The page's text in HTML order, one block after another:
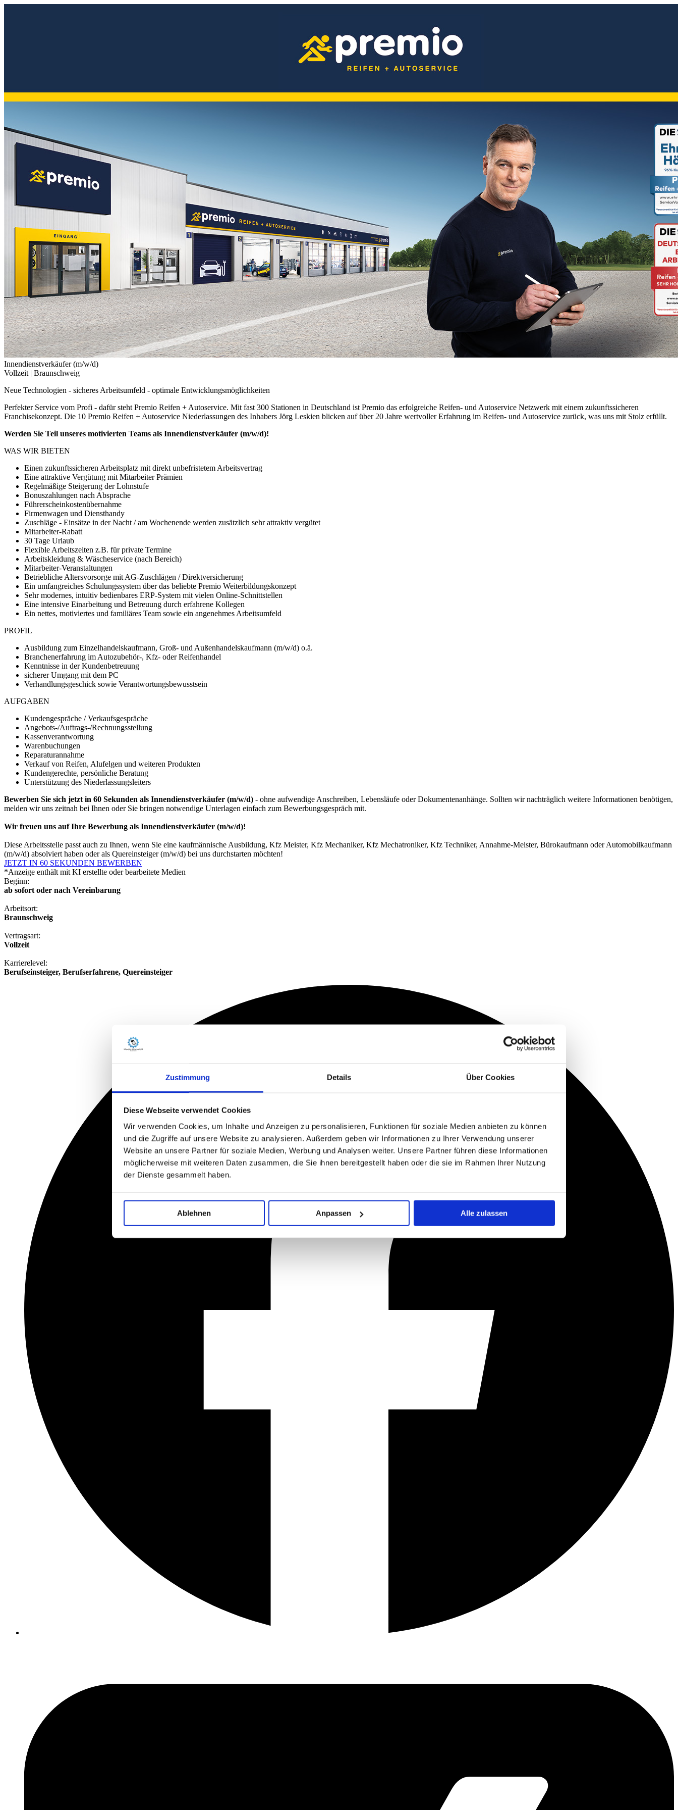
Zustimmung Details Über Cookies
Diese Webseite verwendet Cookies
Wir verwenden Cookies, um Inhalte und Anzeigen zu personalisieren, Funktionen für soziale Medien anbieten zu können
und die Zugriffe auf unsere Website zu analysieren. Außerdem geben wir Informationen zu Ihrer Verwendung unserer
Website an unsere Partner für soziale Medien, Werbung und Analysen weiter. Unsere Partner führen diese Informationen
möglicherweise mit weiteren Daten zusammen, die Sie ihnen bereitgestellt haben oder die sie im Rahmen Ihrer Nutzung
der Dienste gesammelt haben.
Ablehnen Anpassen Alle zulassen
Innendienstverkäufer (m/w/d)
Vollzeit | Braunschweig
Neue Technologien - sicheres Arbeitsumfeld - optimale Entwicklungsmöglichkeiten
Perfekter Service vom Profi - dafür steht Premio Reifen + Autoservice. Mit fast 300 Stationen in Deutschland ist Premio das erfolgreiche Reifen- und Autoservice Netzwerk mit einem zukunftssicheren
Franchisekonzept. Die 10 Premio Reifen + Autoservice Niederlassungen des Inhabers Jörg Leskien blicken auf über 20 Jahre wertvoller Erfahrung im Reifen- und Autoservice zurück, was uns mit Stolz erfüllt.
Werden Sie Teil unseres motivierten Teams als Innendienstverkäufer (m/w/d)!
WAS WIR BIETEN
Einen zukunftssicheren Arbeitsplatz mit direkt unbefristetem Arbeitsvertrag
Eine attraktive Vergütung mit Mitarbeiter Prämien
Regelmäßige Steigerung der Lohnstufe
Bonuszahlungen nach Absprache
Führerscheinkostenübernahme
Firmenwagen und Diensthandy
Zuschläge - Einsätze in der Nacht / am Wochenende werden zusätzlich sehr attraktiv vergütet
Mitarbeiter-Rabatt
30 Tage Urlaub
Flexible Arbeitszeiten z.B. für private Termine
Arbeitskleidung & Wäscheservice (nach Bereich)
Mitarbeiter-Veranstaltungen
Betriebliche Altersvorsorge mit AG-Zuschlägen / Direktversicherung
Ein umfangreiches Schulungssystem über das beliebte Premio Weiterbildungskonzept
Sehr modernes, intuitiv bedienbares ERP-System mit vielen Online-Schnittstellen
Eine intensive Einarbeitung und Betreuung durch erfahrene Kollegen
Ein nettes, motiviertes und familiäres Team sowie ein angenehmes Arbeitsumfeld
PROFIL
Ausbildung zum Einzelhandelskaufmann, Groß- und Außenhandelskaufmann (m/w/d) o.ä.
Branchenerfahrung im Autozubehör-, Kfz- oder Reifenhandel
Kenntnisse in der Kundenbetreuung
sicherer Umgang mit dem PC
Verhandlungsgeschick sowie Verantwortungsbewusstsein
AUFGABEN
Kundengespräche / Verkaufsgespräche
Angebots-/Auftrags-/Rechnungsstellung
Kassenverantwortung
Warenbuchungen
Reparaturannahme
Verkauf von Reifen, Alufelgen und weiteren Produkten
Kundengerechte, persönliche Beratung
Unterstützung des Niederlassungsleiters
Bewerben Sie sich jetzt in 60 Sekunden als Innendienstverkäufer (m/w/d) - ohne aufwendige Anschreiben, Lebensläufe oder Dokumentenanhänge. Sollten wir nachträglich weitere Informationen benötigen,
melden wir uns zeitnah bei Ihnen oder Sie bringen notwendige Unterlagen einfach zum Bewerbungsgespräch mit.
Wir freuen uns auf Ihre Bewerbung als Innendienstverkäufer (m/w/d)!
Diese Arbeitsstelle passt auch zu Ihnen, wenn Sie eine kaufmännische Ausbildung, Kfz Meister, Kfz Mechaniker, Kfz Mechatroniker, Kfz Techniker, Annahme-Meister, Bürokaufmann oder Automobilkaufmann
(m/w/d) absolviert haben oder als Quereinsteiger (m/w/d) bei uns durchstarten möchten!
JETZT IN 60 SEKUNDEN BEWERBEN
*Anzeige enthält mit KI erstellte oder bearbeitete Medien
Beginn:
ab sofort oder nach Vereinbarung
Arbeitsort:
Braunschweig
Vertragsart:
Vollzeit
Karrierelevel:
Berufseinsteiger, Berufserfahrene, Quereinsteiger